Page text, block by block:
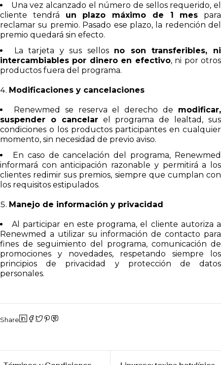
Una vez alcanzado el número de sellos requerido, el
cliente tendrá un plazo máximo de 1 mes para
reclamar su premio. Pasado ese plazo, la redención del
premio quedará sin efecto.
La tarjeta y sus sellos no son transferibles, ni
intercambiables por dinero en efectivo, ni por otros
productos fuera del programa.
Modificaciones y cancelaciones
Renewmed se reserva el derecho de modificar,
suspender o cancelarel programa de lealtad, sus
condiciones o los productos participantes en cualquier
momento, sin necesidad de previo aviso.
En caso de cancelación del programa, Renewmed
informará con anticipación razonable y permitirá a los
clientes redimir sus premios, siempre que cumplan con
los requisitos estipulados.
Manejo de información y privacidad
Al participar en este programa, el cliente autoriza a
Renewmed a utilizar su información de contacto para
fines de seguimiento del programa, comunicación de
promociones y novedades, respetando siempre los
principios de privacidad y protección de datos
personales.
Share